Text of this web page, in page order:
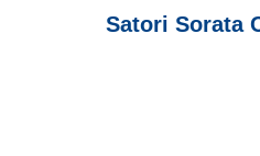
Satori Sorata